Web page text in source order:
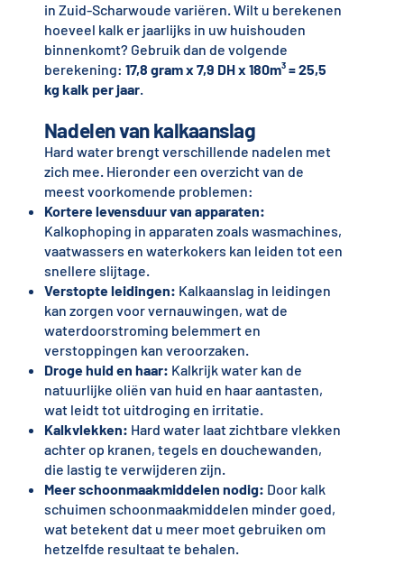
in Zuid-Scharwoude variëren. Wilt u berekenen
hoeveel kalk er jaarlijks in uw huishouden
binnenkomt? Gebruik dan de volgende
berekening: 17,8 gram x 7,9 DH x 180m³ = 25,5
kg kalk per jaar.
Nadelen van kalkaanslag
Hard water brengt verschillende nadelen met
zich mee. Hieronder een overzicht van de
meest voorkomende problemen:
Kortere levensduur van apparaten:
Kalkophoping in apparaten zoals wasmachines,
vaatwassers en waterkokers kan leiden tot een
snellere slijtage.
Verstopte leidingen: Kalkaanslag in leidingen
kan zorgen voor vernauwingen, wat de
waterdoorstroming belemmert en
verstoppingen kan veroorzaken.
Droge huid en haar: Kalkrijk water kan de
natuurlijke oliën van huid en haar aantasten,
wat leidt tot uitdroging en irritatie.
Kalkvlekken: Hard water laat zichtbare vlekken
achter op kranen, tegels en douchewanden,
die lastig te verwijderen zijn.
Meer schoonmaakmiddelen nodig: Door kalk
schuimen schoonmaakmiddelen minder goed,
wat betekent dat u meer moet gebruiken om
hetzelfde resultaat te behalen.